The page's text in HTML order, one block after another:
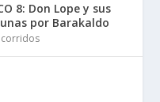
8: Don Lope y sus
por Barakaldo